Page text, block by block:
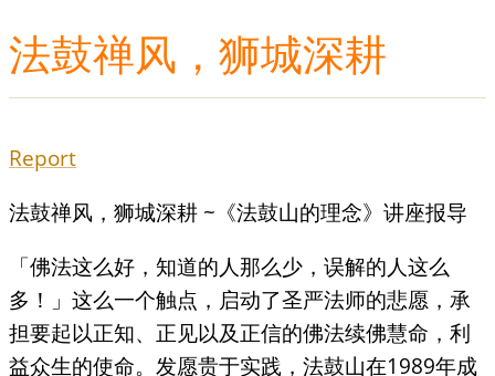
法鼓禅风，狮城深耕
Report
法鼓禅风，狮城深耕 ~《法鼓山的理念》讲座报导
「佛法这么好，知道的人那么少，误解的人这么
多！」这么一个触点，启动了圣严法师的悲愿，承
担要起以正知、正见以及正信的佛法续佛慧命，利
益众生的使命。发愿贵于实践，法鼓山在1989年成